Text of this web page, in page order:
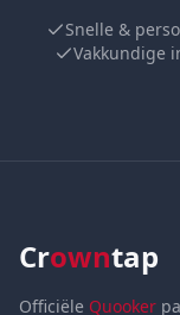
Snelle &
Vakkundige
Crowntap
Officiële Quooker